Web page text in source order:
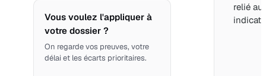
Vous voulez l'appliquer à
votre dossier ?
On regarde vos preuves, votre
délai et les écarts prioritaires.
relié